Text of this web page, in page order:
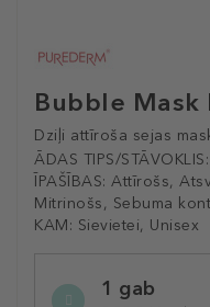
Bubble Mask
Dziļi attīroša sejas
ĀDAS TIPS/STĀVOKLIS:
ĪPAŠĪBAS: Attīrošs,
Mitrinošs, Sebuma
KAM: Sievietei, Unisex
variation1 gab